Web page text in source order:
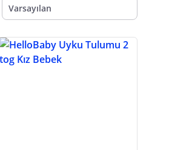
Varsayılan